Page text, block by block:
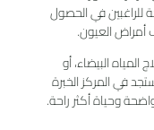
للراغبين في الحصول
العيون.
البيضاء، أو
في المركز الخبرة
وحياة أكثر راحة.